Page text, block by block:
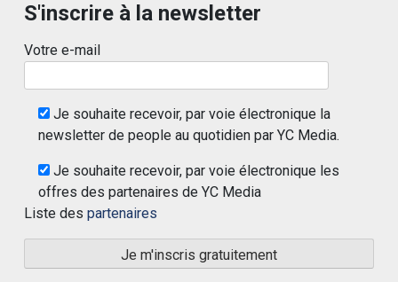
S'inscrire à la newsletter
Votre e-mail
Je souhaite recevoir, par voie électronique la
newsletter de people au quotidien par YC Media.
Je souhaite recevoir, par voie électronique les
offres des partenaires de YC Media
Liste des partenaires